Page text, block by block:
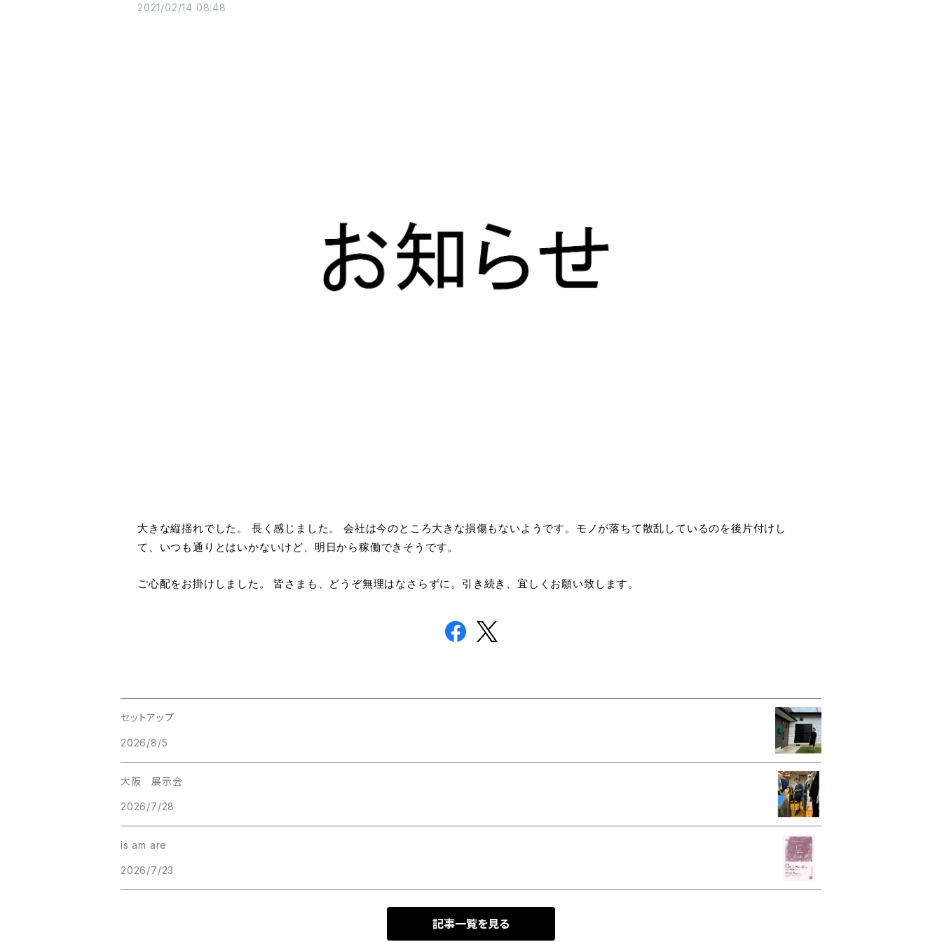
2021/02/14 08:48
大きな縦揺れでした。 長く感じました。 会社は今のところ大きな損傷もないようです。モノが落ちて散乱しているのを後片付けし
て、いつも通りとはいかないけど、明日から稼働できそうです。
ご心配をお掛けしました。 皆さまも、どうぞ無理はなさらずに。引き続き、宜しくお願い致します。
セットアップ
2026/8/5
大阪 展示会
2026/7/28
is am are
2026/7/23
記事一覧を見る